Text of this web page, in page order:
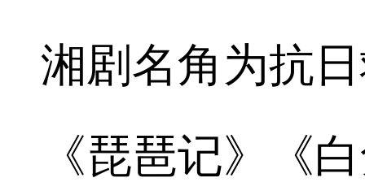
湘剧名角为抗
《琵琶记》《